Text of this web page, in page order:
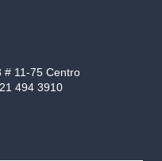
# 11-75 Centro
494 3910